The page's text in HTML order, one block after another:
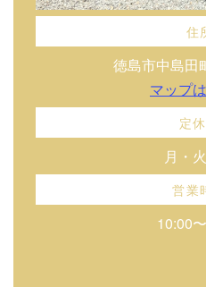
住
徳島市中島田
マップ
定
月・
営業
10:00